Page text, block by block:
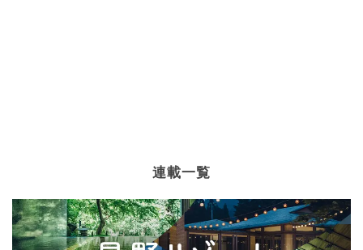
連載一覧